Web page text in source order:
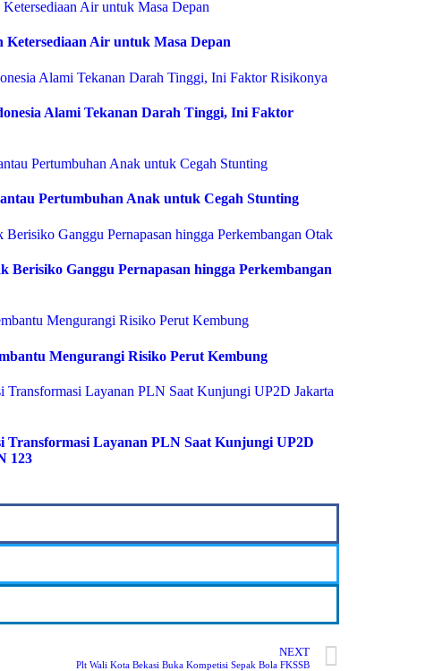
Ketersediaan Air untuk Masa Depan
Alami Tekanan Darah Tinggi, Ini Faktor
Pertumbuhan Anak untuk Cegah Stunting
Berisiko Ganggu Pernapasan hingga Perkembangan
Mengurangi Risiko Perut Kembung
Transformasi Layanan PLN Saat Kunjungi UP2D
123
NEXT
Plt Wali Kota Bekasi Buka Kompetisi Sepak Bola FKSSB